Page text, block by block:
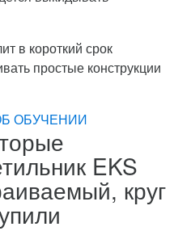
в короткий срок
простые конструкции
ОБУЧЕНИИ
EKS
круг